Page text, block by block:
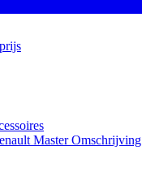
Master Omschrijving